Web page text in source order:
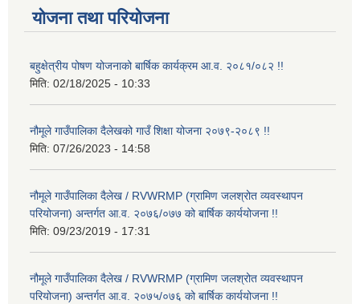
योजना तथा परियोजना
बहुक्षेत्रीय पोषण योजनाको बार्षिक कार्यक्रम आ.व. २०८१/०८२ !!
मिति: 02/18/2025 - 10:33
नौमूले गाउँपालिका दैलेखको गाउँ शिक्षा योजना २०७९-२०८९ !!
मिति: 07/26/2023 - 14:58
नौमूले गाउँपालिका दैलेख / RVWRMP (ग्रामिण जलश्रोत व्यवस्थापन
परियोजना) अन्तर्गत आ.व. २०७६/०७७ को बार्षिक कार्ययोजना !!
मिति: 09/23/2019 - 17:31
नौमूले गाउँपालिका दैलेख / RVWRMP (ग्रामिण जलश्रोत व्यवस्थापन
परियोजना) अन्तर्गत आ.व. २०७५/०७६ को बार्षिक कार्ययोजना !!